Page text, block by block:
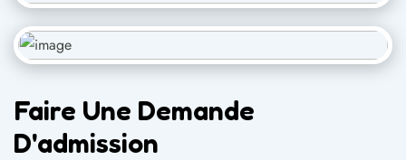
Faire Une Demande
D'admission